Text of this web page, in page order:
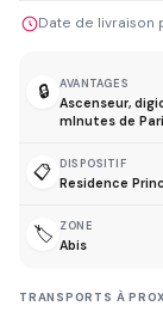
Date de livraison
🔒 AVANTAGES
Ascenseur,
mInutes de
📋 DISPOSITIF
Residence
🏷️ ZONE
Abis
TRANSPORTS À